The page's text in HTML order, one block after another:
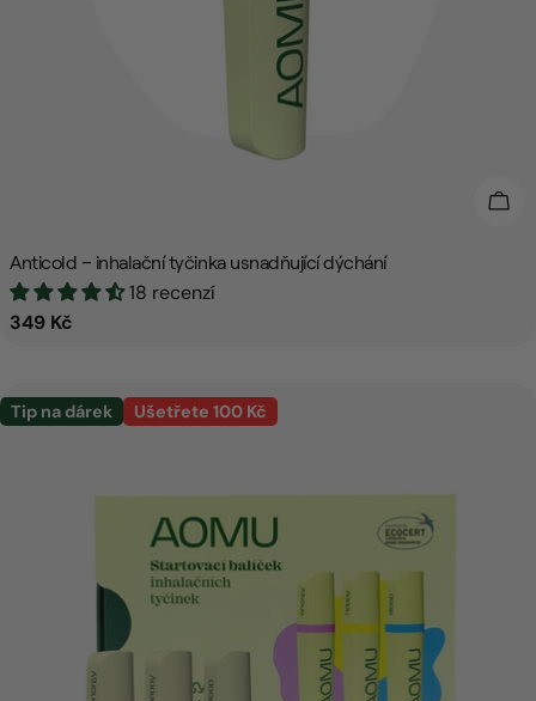
Anticold – inhalační tyčinka usnadňující dýchání
18 recenzí
Běžná
349 Kč
Tip na dárek Ušetřete 100 Kč